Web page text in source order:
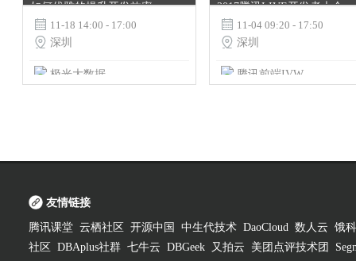
如何优雅的提升开发效率？——极光开发者沙龙JIGUANG MEETUP
 11-18 14:00 - 17:00
 深圳
极光大数据
2017腾讯LIVE开发者大会
 11-04 09:20 - 17:50
 深圳
友情链接
腾讯课堂 云栖社区 开源中国 中生代技术 DaoCloud 数人云 饿
社区
DBAplus社群 七牛云 DBGeek 又拍云 美团点评技术团